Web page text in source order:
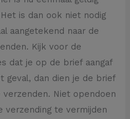
is dan ook niet nodig
aangetekend naar de
Kijk voor de
dat je op de brief aangaf
geval, dan dien je de brief
Niet opendoen
verzending te vermijden